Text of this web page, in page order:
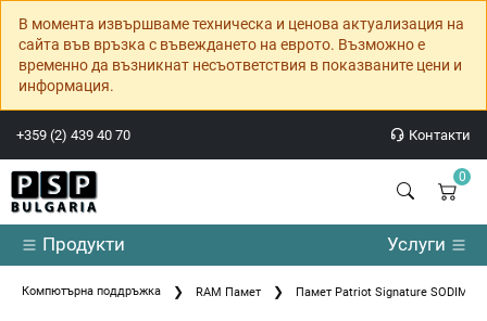
В момента извършваме техническа и ценова актуализация на
сайта във връзка с въвеждането на еврото. Възможно е
временно да възникнат несъответствия в показваните цени и
информация.
+359 (2) 439 40 70 Контакти
0
Продукти Услуги
Компютърна поддръжка RAM Памет Памет Patriot Signature SODIMM